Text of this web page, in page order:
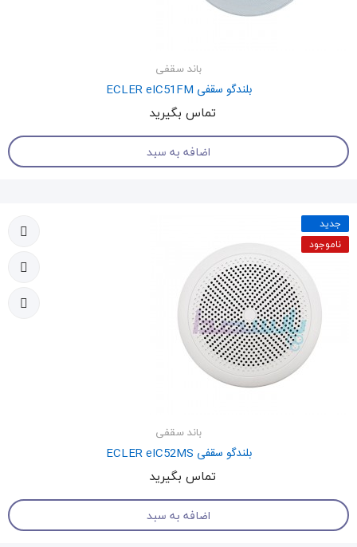
باند سقفی
بلندگو سقفی ECLER eIC51FM
تماس بگیرید
اضافه به سبد
جدید
ناموجود
باند سقفی
بلندگو سقفی ECLER eIC52MS
تماس بگیرید
اضافه به سبد